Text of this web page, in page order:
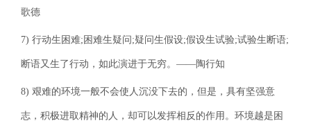
歌德
7) 行动生困难;困难生疑问;疑问生假设;假设生试验;试验生断语;
断语又生了行动，如此演进于无穷。——陶行知
8) 艰难的环境一般不会使人沉没下去的，但是，具有坚强意
志，积极进取精神的人，却可以发挥相反的作用。环境越是困